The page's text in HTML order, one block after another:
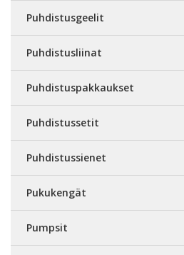
Puhdistusgeelit
Puhdistusliinat
Puhdistuspakkaukset
Puhdistussetit
Puhdistussienet
Pukukengät
Pumpsit